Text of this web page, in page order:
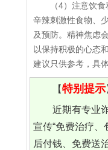
（4）注意饮
辛辣刺激性食物、
及预防。精神焦虑
以保持积极的心态
建议只供参考，具
【特别提示
近期有专业
宣传“免费治疗
后付钱、免费送